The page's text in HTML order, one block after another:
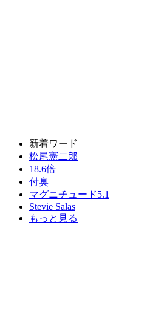
新着ワード
松尾憲二郎
18.6倍
付臭
マグニチュード5.1
Stevie Salas
もっと見る